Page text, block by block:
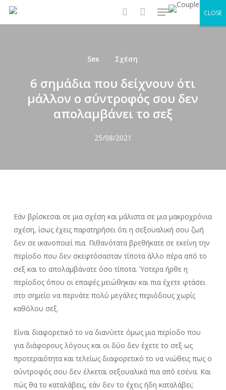
Skip
search
Menu
Sex Σχέση
6 σημάδια που δείχνουν ότι
μάλλον ο σύντροφός σου δεν
απολαμβάνει το σεξ
25/08/2021
Εάν βρίσκεσαι σε μια σχέση και μάλιστα σε μια μακροχρόνια
σχέση, ίσως έχεις παρατηρήσει ότι η σεξουαλική σου ζωή
δεν σε ικανοποιεί πια. Πιθανότατα βρεθήκατε σε εκείνη την
περίοδο που δεν σκεφτόσασταν τίποτα άλλο πέρα από το
σεξ και το απολαμβάνατε όσο τίποτα. Ύστερα ήρθε η
περίοδος όπου οι επαφές μειώθηκαν και πια έχετε φτάσει
στο σημείο να περνάτε πολύ μεγάλες περιόδους χωρίς
καθόλου σεξ.
Είναι διαφορετικό το να διανύετε όμως μια περίοδο που
για διάφορους λόγους και οι δύο δεν έχετε το σεξ ως
προτεραιότητα και τελείως διαφορετικό το να νιώθεις πως ο
σύντροφός σου δεν έλκεται σεξουαλικά πια από εσένα. Και
πώς θα το καταλάβεις, εάν δεν το έχεις ήδη καταλάβει;
CLOSE